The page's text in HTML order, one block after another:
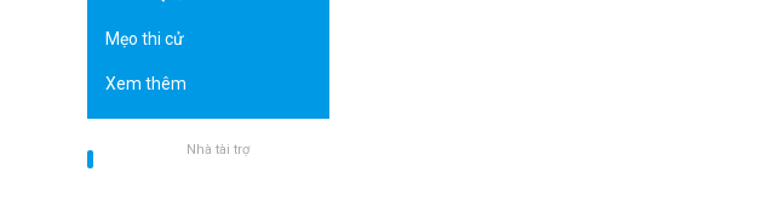
Mẹo thi cử
Xem thêm
Nhà tài trợ